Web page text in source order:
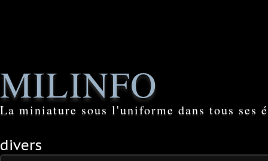
MILINFO
La miniature sous l'uniforme dans tous ses
divers